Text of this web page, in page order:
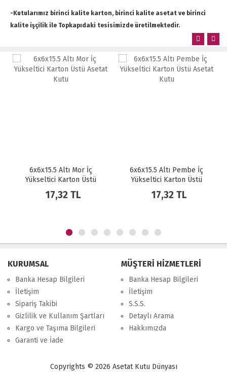
-Kutularımız birinci kalite karton, birinci kalite asetat ve birinci
kalite işçilik ile Topkapıdaki tesisimizde üretilmektedir.
6x6x15.5 Altı Mor İç
Yükseltici Karton Üstü
Asetat Kutu
17,32 TL
6x6x15.5 Altı Pembe İç
Yükseltici Karton Üstü
Asetat Kutu
17,32 TL
KURUMSAL
Banka Hesap Bilgileri
İletişim
Sipariş Takibi
Gizlilik ve Kullanım Şartları
Kargo ve Taşıma Bilgileri
Garanti ve İade
MÜŞTERİ HİZMETLERİ
Banka Hesap Bilgileri
İletişim
S.S.S.
Detaylı Arama
Hakkımızda
Copyrights © 2026 Asetat Kutu Dünyası